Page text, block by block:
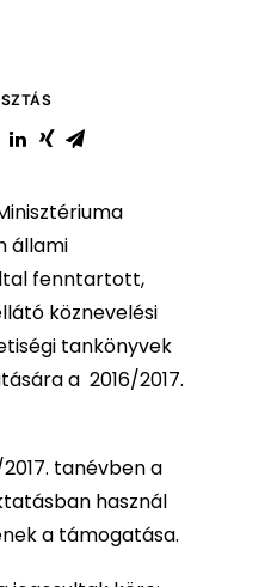
állami
fenntartott,
köznevelési
tankönyvek
a 2016/2017.
tanévben a
használ
a támogatása.